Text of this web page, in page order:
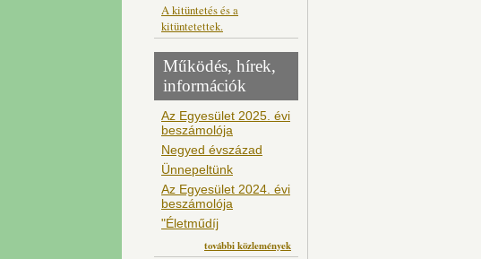
A kitüntetés és a
kitüntetettek.
Működés, hírek,
információk
Az Egyesület 2025. évi
beszámolója
Negyed évszázad
Ünnepeltünk
Az Egyesület 2024. évi
beszámolója
"Életműdíj
további közlemények